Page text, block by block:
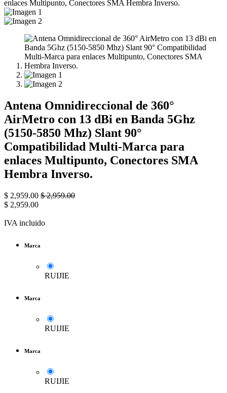
Antena Omnidireccional de 360°
AirMetro con 13 dBi en Banda 5Ghz
(5150-5850 Mhz) Slant 90°
Compatibilidad Multi-Marca para
enlaces Multipunto, Conectores SMA
Hembra Inverso.
$ 2,959.00 $2,959.00
$ 2,959.00
IVA incluido
Marca
RUIJIE
Marca
RUIJIE
Marca
RUIJIE